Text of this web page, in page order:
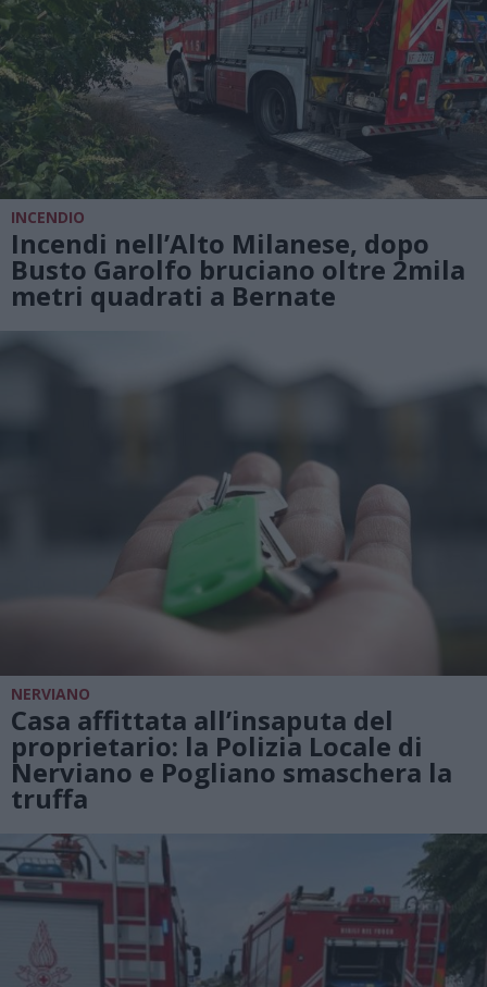
INCENDIO
Incendi nell’Alto Milanese, dopo
Busto Garolfo bruciano oltre 2mila
metri quadrati a Bernate
NERVIANO
Casa affittata all’insaputa del
proprietario: la Polizia Locale di
Nerviano e Pogliano smaschera la
truffa